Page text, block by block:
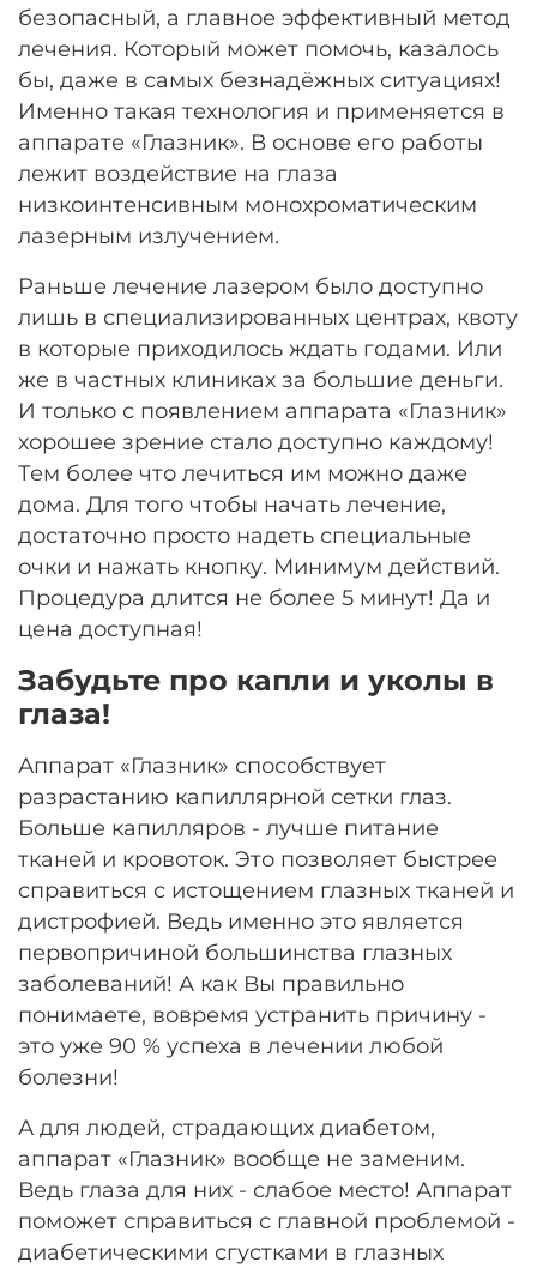
безопасный, а главное эффективный метод
лечения. Который может помочь, казалось
бы, даже в самых безнадёжных ситуациях!
Именно такая технология и применяется в
аппарате «Глазник». В основе его работы
лежит воздействие на глаза
низкоинтенсивным монохроматическим
лазерным излучением.
Раньше лечение лазером было доступно
лишь в специализированных центрах, квоту
в которые приходилось ждать годами. Или
же в частных клиниках за большие деньги.
И только с появлением аппарата «Глазник»
хорошее зрение стало доступно каждому!
Тем более что лечиться им можно даже
дома. Для того чтобы начать лечение,
достаточно просто надеть специальные
очки и нажать кнопку. Минимум действий.
Процедура длится не более 5 минут! Да и
цена доступная!
Забудьте про капли и уколы в
глаза!
Аппарат «Глазник» способствует
разрастанию капиллярной сетки глаз.
Больше капилляров - лучше питание
тканей и кровоток. Это позволяет быстрее
справиться с истощением глазных тканей и
дистрофией. Ведь именно это является
первопричиной большинства глазных
заболеваний! А как Вы правильно
понимаете, вовремя устранить причину -
это уже 90 % успеха в лечении любой
болезни!
А для людей, страдающих диабетом,
аппарат «Глазник» вообще не заменим.
Ведь глаза для них - слабое место! Аппарат
поможет справиться с главной проблемой -
диабетическими сгустками в глазных